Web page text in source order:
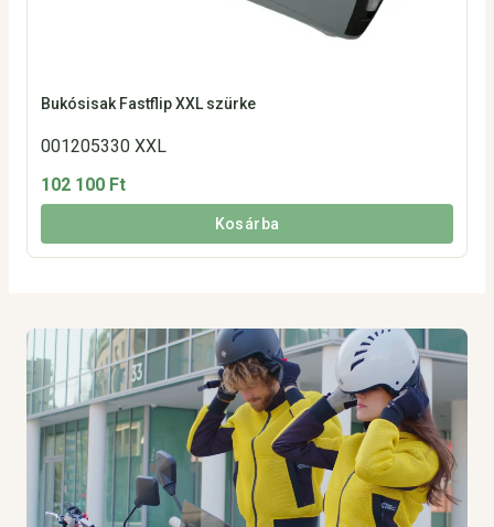
Bukósisak Fastflip XXL szürke
001205330 XXL
102 100 Ft
Kosárba